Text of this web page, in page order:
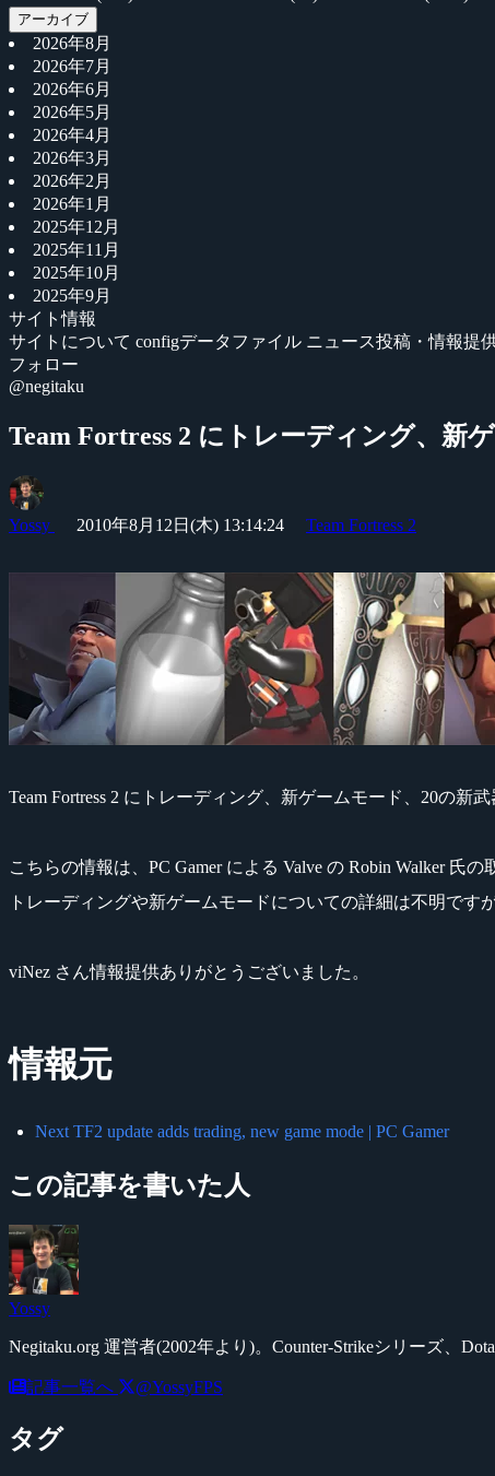
アーカイブ
2026年8月
2026年7月
2026年6月
2026年5月
2026年4月
2026年3月
2026年2月
2026年1月
2025年12月
2025年11月
2025年10月
2025年9月
サイト情報
サイトについて configデータファイル ニュース投稿・情報提
フォロー
@negitaku
Team Fortress 2 にトレーディング、新
Yossy 2010年8月12日(木) 13:14:24 Team Fortress 2
Team Fortress 2 にトレーディング、新ゲームモード、20の新
こちらの情報は、PC Gamer による Valve の Robin Walker 氏
トレーディングや新ゲームモードについての詳細は不明です
viNez さん情報提供ありがとうございました。
情報元
Next TF2 update adds trading, new game mode | PC Gamer
この記事を書いた人
Yossy
Negitaku.org 運営者(2002年より)。Counter-Strikeシリーズ、
記事一覧へ @YossyFPS
タグ